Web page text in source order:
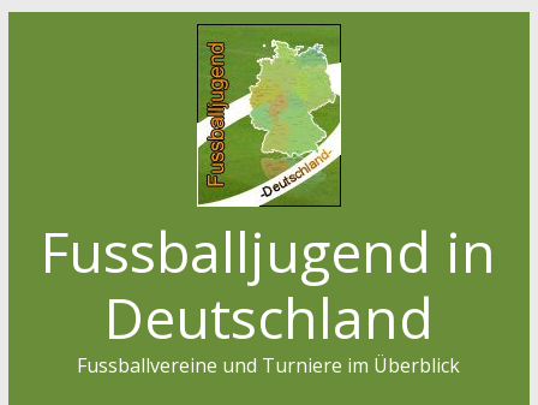
Fussballjugend in
Deutschland
Fussballvereine und Turniere im Überblick